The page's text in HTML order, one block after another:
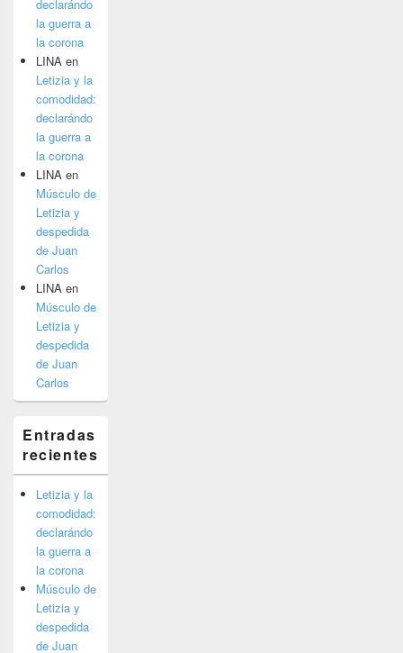
declarándo
la guerra a
la corona
LINA en
Letizia y la
comodidad:
declarándo
la guerra a
la corona
LINA en
Músculo de
Letizia y
despedida
de Juan
Carlos
LINA en
Músculo de
Letizia y
despedida
de Juan
Carlos
Entradas
recientes
Letizia y la
comodidad:
declarándo
la guerra a
la corona
Músculo de
Letizia y
despedida
de Juan